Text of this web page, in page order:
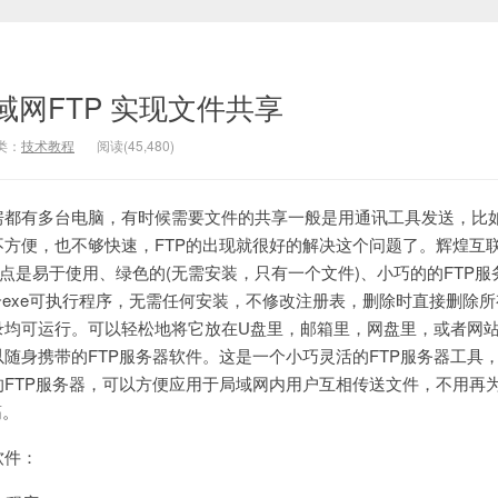
网FTP 实现文件共享
： 技术教程 阅读(45,480)
有多台电脑，有时候需要文件的共享一般是用通讯工具发送，比
便，也不够快速，FTP的出现就很好的解决这个问题了。辉煌互
是易于使用、绿色的(无需安装，只有一个文件)、小巧的的FTP服
可执行程序，无需任何安装，不修改注册表，删除时直接删除
可运行。可以轻松地将它放在U盘里，邮箱里，网盘里，或者网
身携带的FTP服务器软件。这是一个小巧灵活的FTP服务器工具
服务器，可以方便应用于局域网内用户互相传送文件，不用再
：